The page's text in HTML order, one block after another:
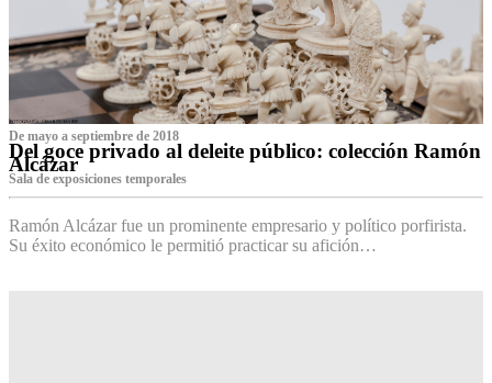
De mayo a septiembre de 2018
Del goce privado al deleite público: colección Ramón
Alcázar
Sala de exposiciones temporales
Ramón Alcázar fue un prominente empresario y político porfirista.
Su éxito económico le permitió practicar su afición…